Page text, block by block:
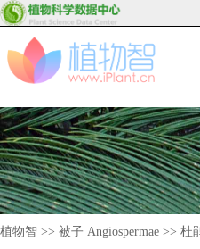
植物智 >> 被子 Angiospermae >> 杜